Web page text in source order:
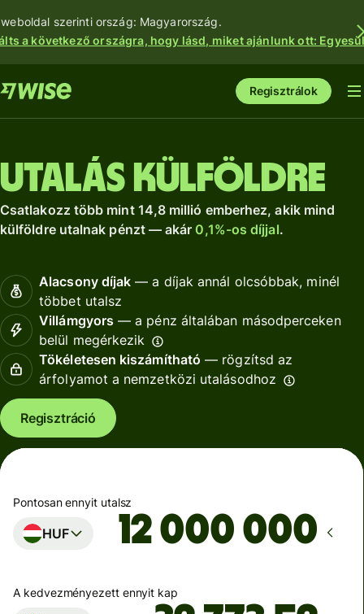
szerinti ország: Magyarország.
a következő országra, hogy lásd, miket ajánlunk ott:
Regisztrálok
Utalás külföldre
Csatlakozz több mint 14,8 millió emberhez, akik mind
külföldre utalnak pénzt — akár 0,1%-os díjjal.
Alacsony díjak — a díjak annál olcsóbbak, minél
többet utalsz
Villámgyors — a pénz általában másodperceken
belül megérkezik
Tökéletesen kiszámítható — rögzítsd az
árfolyamot a nemzetközi utalásodhoz
Regisztráció
Pontosan ennyit utalsz
HUF
A kedvezményezett ennyit kap